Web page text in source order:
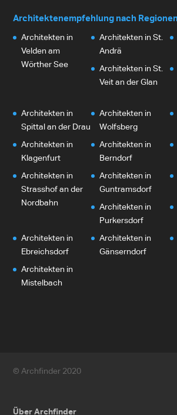
Architektenempfehlung nach
Architekten in
Velden am
Wörther See
Architekten in St.
Andrä
Architekten in St.
Veit an der Glan
Architekten in
Spittal an der Drau
Architekten in
Wolfsberg
Architekten in
Klagenfurt
Architekten in
Berndorf
Architekten in
Strasshof an der
Nordbahn
Architekten in
Guntramsdorf
Architekten in
Purkersdorf
Architekten in
Ebreichsdorf
Architekten in
Gänserndorf
Architekten in
Mistelbach
© Archfinder 2020
Über Archfinder